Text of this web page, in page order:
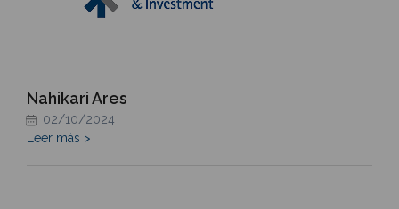
Nahikari Ares
02/10/2024
Leer más >